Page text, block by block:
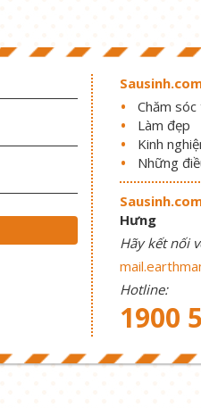
Chăm sóc
Làm đẹp
Kinh
Những
Hưng
Hãy kết nối
Hotline:
1900